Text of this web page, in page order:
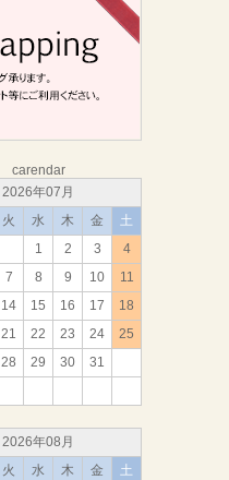
carendar
2026年07月
火 水 木 金
土
1
2 3
4
7 8 9 10
11
14 15 16 17
18
21 22 23 24
25
28 29 30 31
2026年08月
火 水 木 金
土